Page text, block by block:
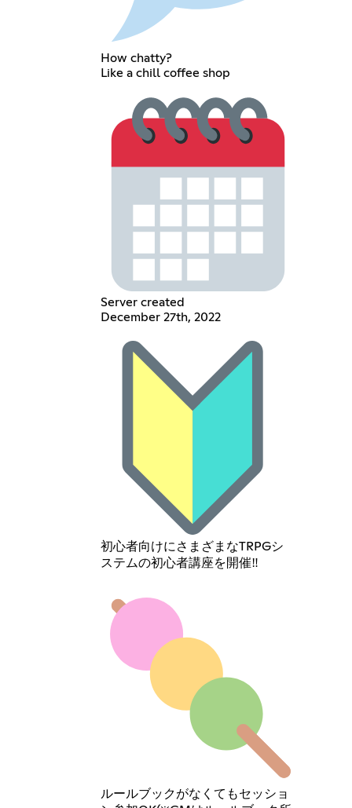
How chatty?
Like a chill coffee shop
Server created
December 27th, 2022
初心者向けにさまざまなTRPGシ
ステムの初心者講座を開催‼️
ルールブックがなくてもセッショ